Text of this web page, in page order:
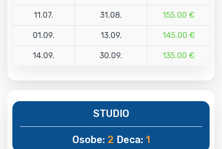
11.07. 31.08. 155.00 €
01.09. 13.09. 145.00 €
14.09. 30.09. 135.00 €
STUDIO
Osobe: 2 Deca: 1